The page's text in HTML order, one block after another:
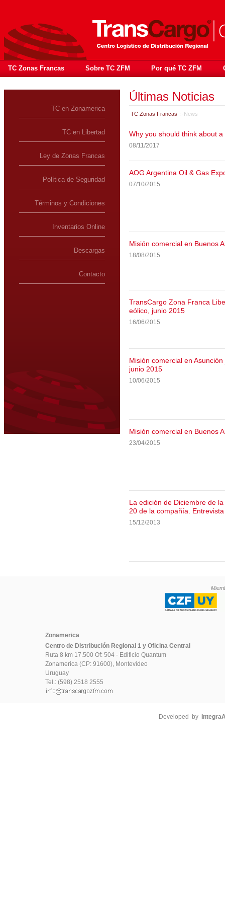
TC Zonas Francas Sobre TC ZFM Por qué TC ZFM
TC en Zonamerica
TC en Libertad
Ley de Zonas Francas
Política de Seguridad
Términos y Condiciones
Inventarios Online
Descargas
Contacto
Últimas Noticias
TC Zonas Francas News
Why you should think about
08/11/2017
AOG Argentina Oil & Gas
07/10/2015
Misión comercial en Buenos
18/08/2015
TransCargo Zona Franca
eólico, junio 2015
16/06/2015
Misión comercial en
junio 2015
10/06/2015
Misión comercial en Buenos
23/04/2015
La edición de Diciembre de
20 de la compañía.
15/12/2013
Zonamerica
Centro de Distribución Regional 1 y Oficina Central
Ruta 8 km 17.500 Of: 504 - Edificio Quantum
Zonamerica (CP: 91600), Montevideo
Uruguay
Tel.: (598) 2518 2555
Developed by